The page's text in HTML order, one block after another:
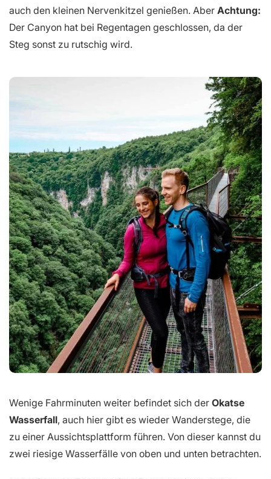
auch den kleinen Nervenkitzel genießen. Aber Achtung:
Der Canyon hat bei Regentagen geschlossen, da der
Steg sonst zu rutschig wird.
Wenige Fahrminuten weiter befindet sich der Okatse
Wasserfall, auch hier gibt es wieder Wanderstege, die
zu einer Aussichtsplattform führen. Von dieser kannst du
zwei riesige Wasserfälle von oben und unten betrachten.